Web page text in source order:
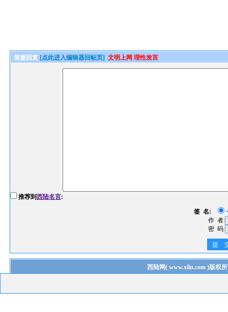
简捷回复 [点此进入编辑器回帖页] 文明上网 理性发言
推荐到西陆名言:
签 名:
作 者:
密 码:
提
西陆网( www.xilu.com)版权